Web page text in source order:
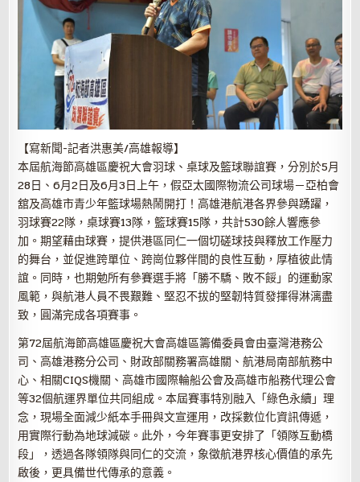
【寫新聞-記者洪惠美/高雄報導】
本屆航海節高雄區慶祝大會羽球、桌球及籃球聯誼賽，分別於5月
28日、6月2日及6月3日上午，假亞太國際物流公司球場－亞柏會
舘及高雄市青少年籃球場熱鬧開打！高雄港航港各界參與踴躍，
羽球賽22隊，桌球賽13隊，籃球賽15隊，共計530餘人響應參
加。期望藉由球賽，提供港區同仁一個切磋球技與釋放工作壓力
的舞台，並促進跨單位、跨崗位夥伴間的良性互動，厚植彼此情
誼。同時，也期勉所有參賽選手將「勝不驕、敗不餒」的運動家
風範，與航港人員不畏艱難、堅忍不拔的堅韌特質發揮得淋漓盡
致，圓滿完成各項賽事。
第72屆航海節高雄區慶祝大會高雄區籌備委員會由臺灣港務公
司、高雄港務分公司、財政部關務署高雄關、航港局南部航務中
心、相關CIQS機關、高雄市國際輪船公會及高雄市船務代理公會
等32個航運界單位共同組成。本屆賽事特別融入「綠色永續」理
念，現場全面減少紙本手冊與文宣運用，改採數位化資訊傳遞，
用實際行動為地球減碳。此外，今年賽事更安排了「領隊互動橋
段」，透過各隊領隊與同仁的交流，象徵航港界核心價值的承先
啟後，更具備世代傳承的意義。